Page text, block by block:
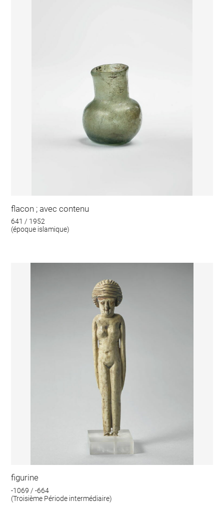
flacon ; avec contenu
641 / 1952
(époque islamique)
figurine
-1069 / -664
(Troisième Période intermédiaire)